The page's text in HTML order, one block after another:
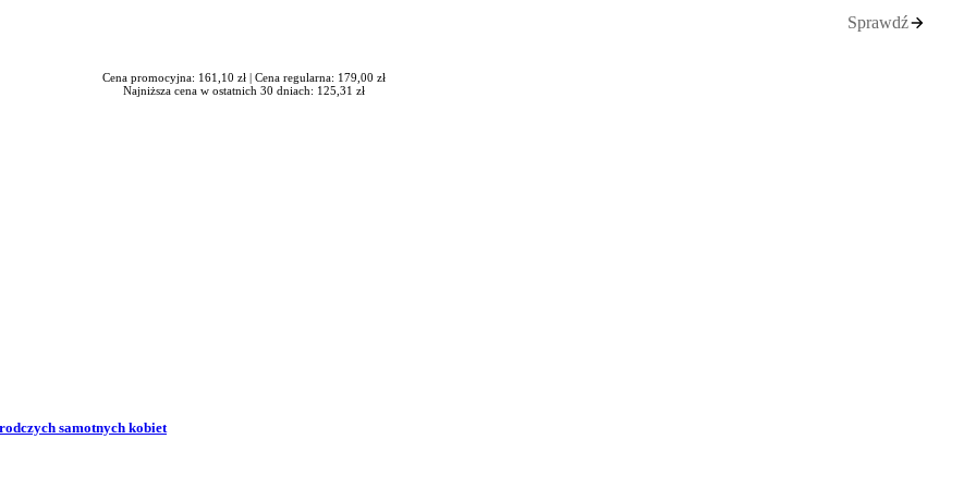
Sprawdź
Cena promocyjna: 161,10 zł | Cena regularna: 179,00 zł
Najniższa cena w ostatnich 30 dniach: 125,31 zł
samotnych kobiet